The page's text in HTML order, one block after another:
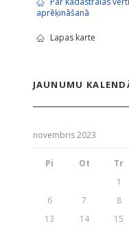
aprēķināšanā
Lapas karte
JAUNUMU
novembris 2023
Pi Ot Tr
1
6
7 8
13
14 15